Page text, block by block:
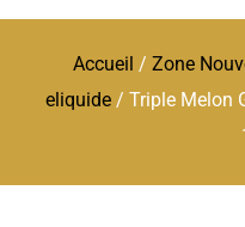
Accueil / Zone
eliquide/ Triple Melon